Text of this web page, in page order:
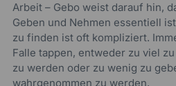
Arbeit – Gebo weist darauf hin,
Geben und Nehmen essentiell
zu finden ist oft kompliziert.
Falle tappen, entweder zu viel
zu werden oder zu wenig zu
wahrgenommen zu werden.